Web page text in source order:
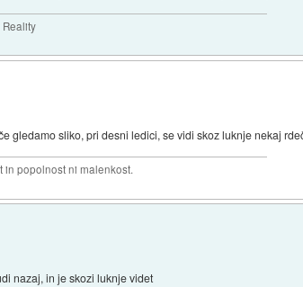
Reality
gledamo sliko, pri desni ledici, se vidi skoz luknje nekaj
in popolnost ni malenkost.
nazaj, in je skozi luknje videt